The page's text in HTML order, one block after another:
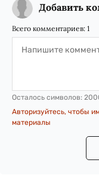
Добавить
Всего комментариев: 1
Осталось символов:
Авторизуйтесь, чтобы
материалы